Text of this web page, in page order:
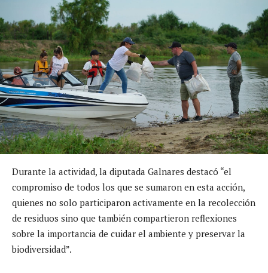
Durante la actividad, la diputada Galnares destacó “el
compromiso de todos los que se sumaron en esta acción,
quienes no solo participaron activamente en la recolección
de residuos sino que también compartieron reflexiones
sobre la importancia de cuidar el ambiente y preservar la
biodiversidad”.